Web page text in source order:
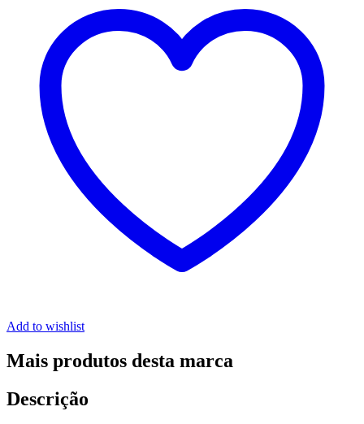
Add to wishlist
Mais produtos desta marca
Descrição